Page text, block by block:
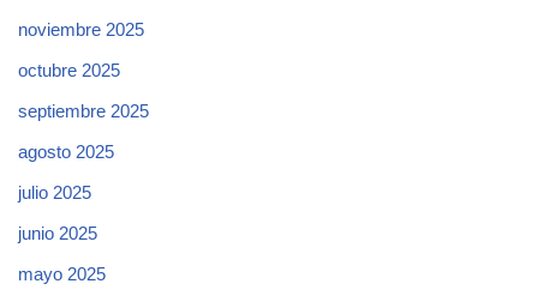
noviembre 2025
octubre 2025
septiembre 2025
agosto 2025
julio 2025
junio 2025
mayo 2025